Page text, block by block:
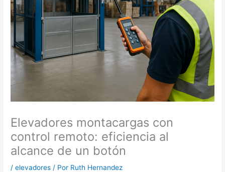
Elevadores montacargas con
control remoto: eficiencia al
alcance de un botón
/elevadores / Por Ruth Hernandez